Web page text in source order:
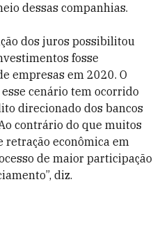
dessas companhias.
dos juros possibilitou
fosse
empresas em 2020. O
cenário tem ocorrido
direcionado dos bancos
contrário do que muitos
retração econômica em
de maior participação
diz.